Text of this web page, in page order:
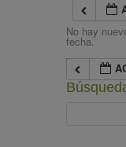
No hay
fecha.